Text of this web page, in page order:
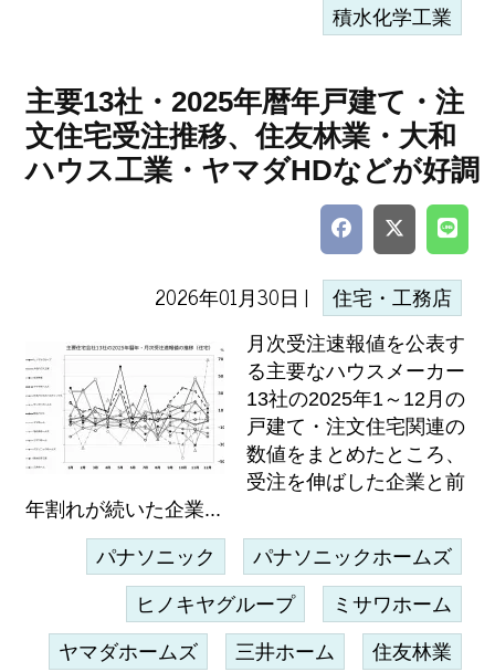
積水化学工業
主要13社・2025年暦年戸建て・注
文住宅受注推移、住友林業・大和
ハウス工業・ヤマダHDなどが好調
2026年01月30日 | 住宅・工務店
月次受注速報値を公表す
る主要なハウスメーカー
13社の2025年1～12月の
戸建て・注文住宅関連の
数値をまとめたところ、
受注を伸ばした企業と前
年割れが続いた企業...
パナソニック パナソニックホームズ
ヒノキヤグループ ミサワホーム
ヤマダホームズ 三井ホーム 住友林業